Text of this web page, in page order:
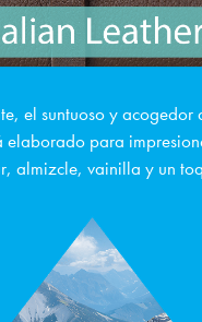
el suntuoso y acogedor
elaborado para
almizcle, vainilla y un